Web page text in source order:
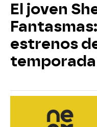
El joven
estrenos
temporada